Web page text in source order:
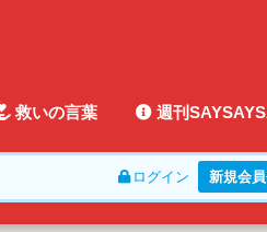
救いの言葉 週刊
ログイン 新規会員